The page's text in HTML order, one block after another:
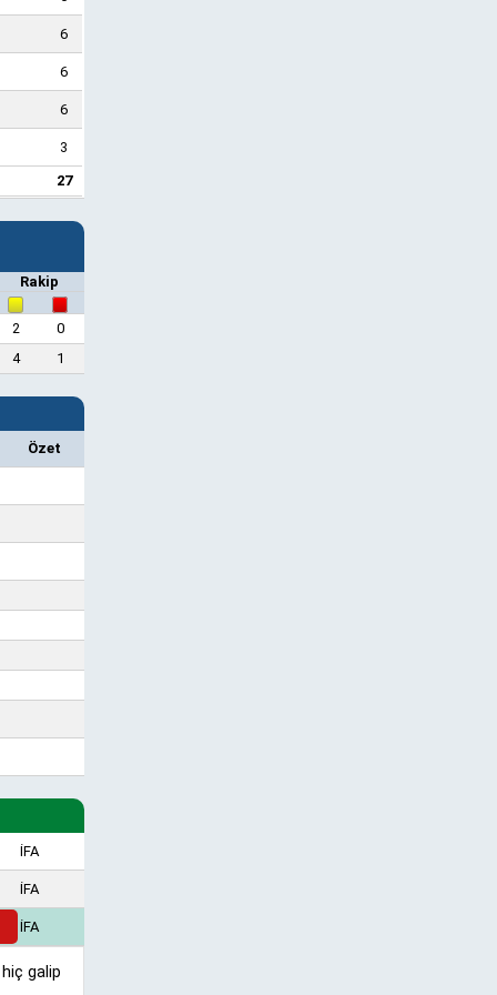
6
6
6
3
27
Rakip
2
0
4
1
Özet
İFA
İFA
İFA
galip